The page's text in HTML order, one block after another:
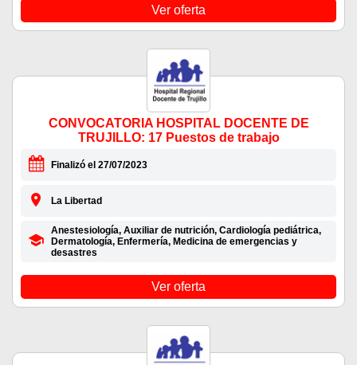
Ver oferta
CONVOCATORIA HOSPITAL DOCENTE DE
TRUJILLO: 17 Puestos de trabajo
Finalizó el 27/07/2023
La Libertad
Anestesiología, Auxiliar de nutrición, Cardiología pediátrica,
Dermatología, Enfermería, Medicina de emergencias y
desastres
Ver oferta